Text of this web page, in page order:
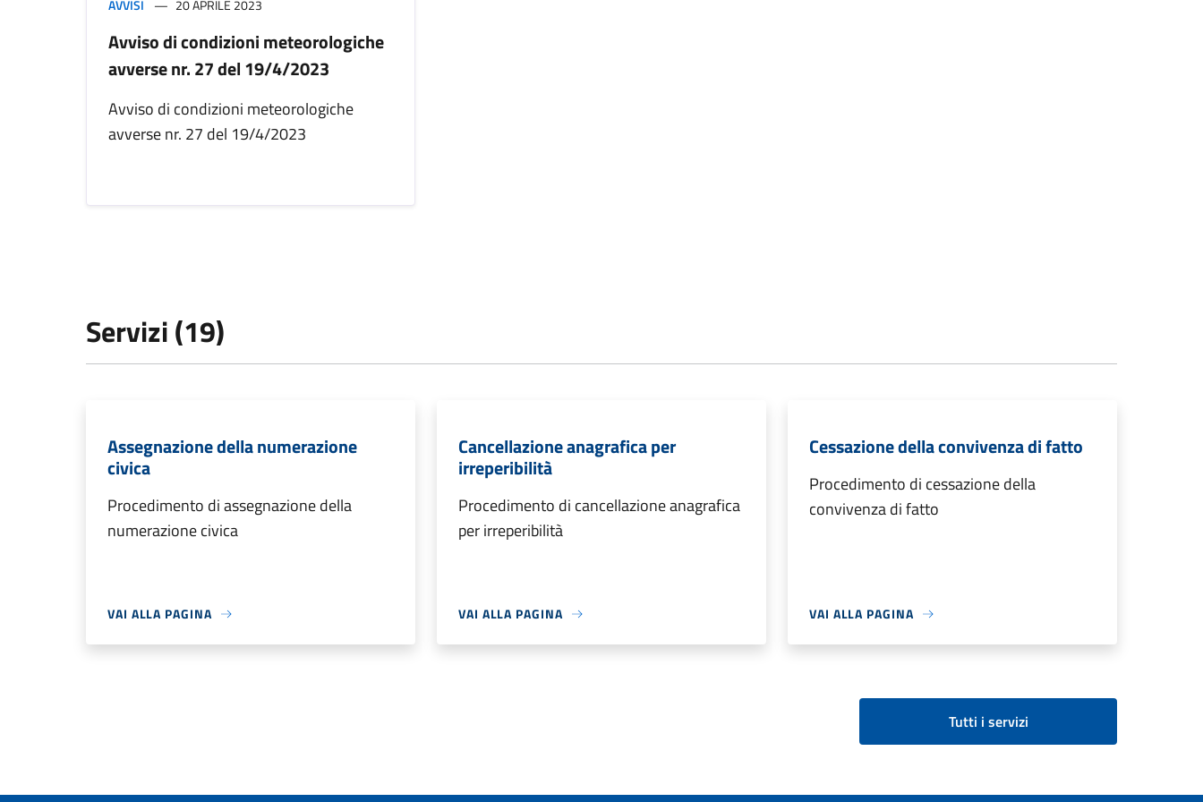
AVVISI 20 APRILE 2023
Avviso di condizioni meteorologiche
avverse nr. 27 del 19/4/2023
Avviso di condizioni meteorologiche
avverse nr. 27 del 19/4/2023
Servizi (19)
Assegnazione della numerazione
civica
Procedimento di assegnazione della
numerazione civica
VAI ALLA PAGINA
Cancellazione anagrafica per
irreperibilità
Procedimento di cancellazione anagrafica
per irreperibilità
VAI ALLA PAGINA
Cessazione della convivenza di fatto
Procedimento di cessazione della
convivenza di fatto
VAI ALLA PAGINA
Tutti i servizi